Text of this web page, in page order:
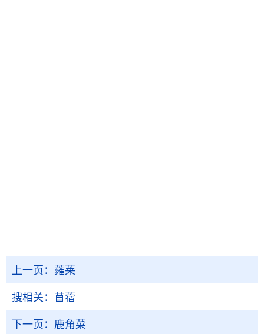
上一页： 蕹莱
搜相关： 苜蓿
下一页： 鹿角菜